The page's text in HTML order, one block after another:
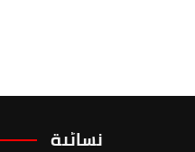
نسائية